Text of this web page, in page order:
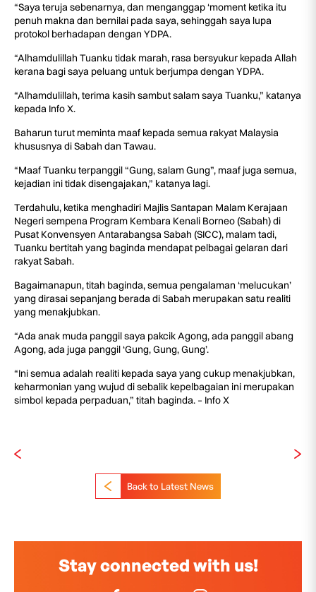
“Saya teruja sebenarnya, dan menganggap ‘moment ketika itu
penuh makna dan bernilai pada saya, sehinggah saya lupa
protokol berhadapan dengan YDPA.
“Alhamdulillah Tuanku tidak marah, rasa bersyukur kepada Allah
kerana bagi saya peluang untuk berjumpa dengan YDPA.
“Alhamdulillah, terima kasih sambut salam saya Tuanku,” katanya
kepada Info X.
Baharun turut meminta maaf kepada semua rakyat Malaysia
khususnya di Sabah dan Tawau.
“Maaf Tuanku terpanggil “Gung, salam Gung”, maaf juga semua,
kejadian ini tidak disengajakan,” katanya lagi.
Terdahulu, ketika menghadiri Majlis Santapan Malam Kerajaan
Negeri sempena Program Kembara Kenali Borneo (Sabah) di
Pusat Konvensyen Antarabangsa Sabah (SICC), malam tadi,
Tuanku bertitah yang baginda mendapat pelbagai gelaran dari
rakyat Sabah.
Bagaimanapun, titah baginda, semua pengalaman ‘melucukan’
yang dirasai sepanjang berada di Sabah merupakan satu realiti
yang menakjubkan.
“Ada anak muda panggil saya pakcik Agong, ada panggil abang
Agong, ada juga panggil ‘Gung, Gung, Gung’.
“Ini semua adalah realiti kepada saya yang cukup menakjubkan,
keharmonian yang wujud di sebalik kepelbagaian ini merupakan
simbol kepada perpaduan,” titah baginda. – Info X
Back to Latest News
Stay connected with us!